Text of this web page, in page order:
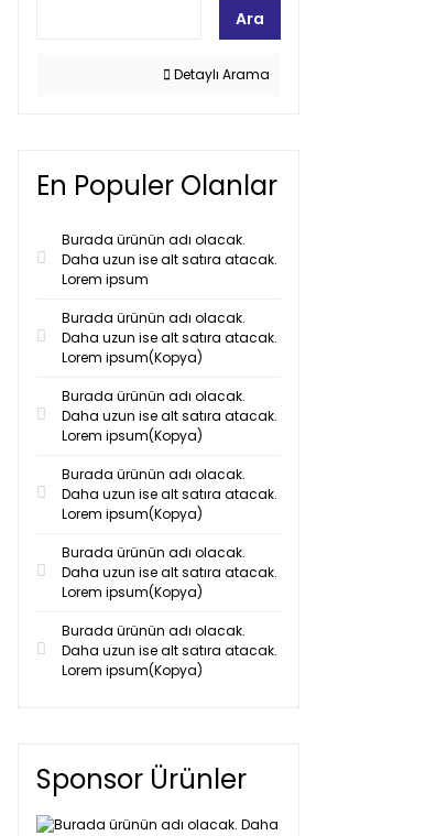
Ara
Detaylı Arama
En Populer Olanlar
Burada ürünün adı olacak.
Daha uzun ise alt satıra atacak.
Lorem ipsum
Burada ürünün adı olacak.
Daha uzun ise alt satıra atacak.
Lorem ipsum(Kopya)
Burada ürünün adı olacak.
Daha uzun ise alt satıra atacak.
Lorem ipsum(Kopya)
Burada ürünün adı olacak.
Daha uzun ise alt satıra atacak.
Lorem ipsum(Kopya)
Burada ürünün adı olacak.
Daha uzun ise alt satıra atacak.
Lorem ipsum(Kopya)
Burada ürünün adı olacak.
Daha uzun ise alt satıra atacak.
Lorem ipsum(Kopya)
Sponsor Ürünler